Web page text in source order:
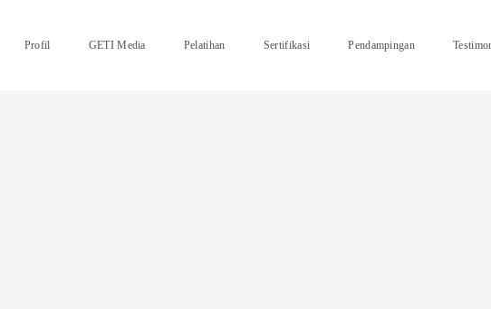
Profil GETI Media Pelatihan Sertifikasi Pendampingan